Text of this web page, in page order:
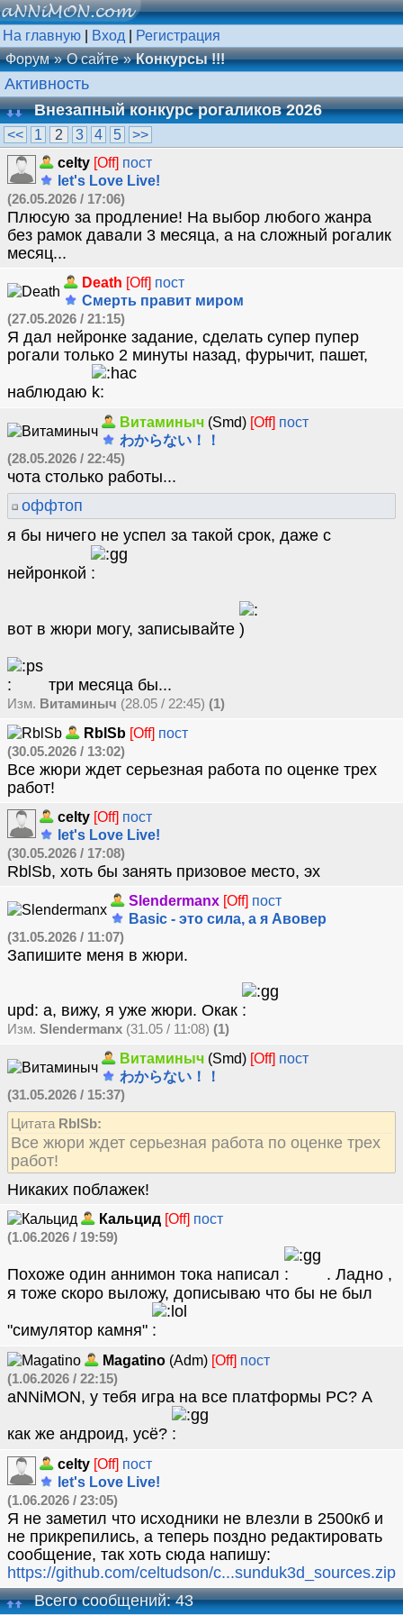
На главную Вход
Регистрация
Форум
О сайте Конкурсы !!!
Активность
Внезапный конкурс рогаликов 2026
<< 1 2 3 4 5
>>
celty [Off] пост
let's Love Live!
(26.05.2026 / 17:06)
Плюсую за продление! На выбор любого жанра
без рамок давали 3 месяца, а на сложный рогалик
месяц...
Death [Off] пост
Смерть правит миром
(27.05.2026 / 21:15)
Я дал нейронке задание, сделать супер пупер
рогали только 2 минуты назад, фурычит, пашет,
наблюдаю
Витаминыч (Smd) [Off] пост
わからない！！
(28.05.2026 / 22:45)
чота столько работы...
оффтоп
я бы ничего не успел за такой срок, даже с
нейронкой
вот в жюри могу, записывайте
три месяца бы...
Изм. Витаминыч (28.05 / 22:45) (1)
RblSb [Off] пост
(30.05.2026 / 13:02)
Все жюри ждет серьезная работа по оценке трех
работ!
celty [Off] пост
let's Love Live!
(30.05.2026 / 17:08)
RblSb, хоть бы занять призовое место, эх
Slendermanx [Off] пост
Basic - это сила, а я Авовер
(31.05.2026 / 11:07)
Запишите меня в жюри.
upd: а, вижу, я уже жюри. Окак
Изм. Slendermanx (31.05 / 11:08) (1)
Витаминыч (Smd) [Off] пост
わからない！！
(31.05.2026 / 15:37)
Цитата RblSb:
Все жюри ждет серьезная работа по оценке трех
работ!
Никаких поблажек!
Кальцид [Off] пост
(1.06.2026 / 19:59)
Похоже один аннимон тока написал
. Ладно ,
я тоже скоро выложу, дописываю что бы не был
"симулятор камня"
Magatino (Adm) [Off] пост
(1.06.2026 / 22:15)
aNNiMON, у тебя игра на все платформы PC? А
как же андроид, усё?
celty [Off] пост
let's Love Live!
(1.06.2026 / 23:05)
Я не заметил что исходники не влезли в 2500кб и
не прикрепились, а теперь поздно редактировать
сообщение, так хоть сюда напишу:
https://github.com/celtudson/c...sunduk3d_sources.zip
Всего сообщений: 43